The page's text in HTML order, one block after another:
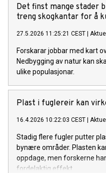
Det finst mange stader
treng skogkantar for å
27.5.2026 11:25:21 CEST
Forskarar jobbar med kart
Nedbygging av natur kan
ulike populasjonar.
Plast i fuglereir kan
16.4.2026 10:22:03 CEST
Stadig flere fugler putter
bynære områder. Plasten
oppdage, men forskerne
fordelaktig effekt.